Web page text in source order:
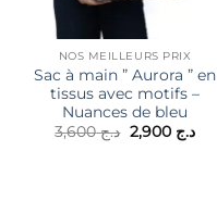
NOS MEILLEURS PRIX
Sac à main ” Aurora ” en
tissus avec motifs –
Nuances de bleu
د.ج3,600
Le
prix
د.ج 2,900
Le